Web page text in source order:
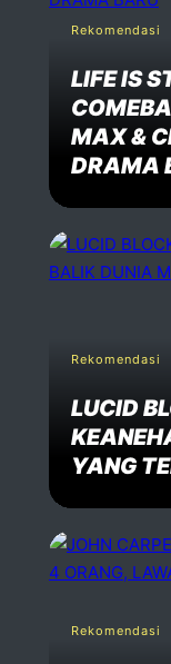
Rekomendasi
LIFE IS
MAX &
DRAMA
Rekomendasi
LUCID
YANG
Rekomendasi